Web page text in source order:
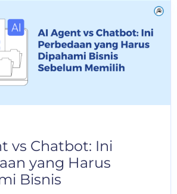
vs Chatbot: Ini
yang Harus
Bisnis